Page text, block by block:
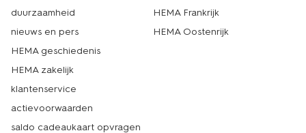
duurzaamheid
nieuws en pers
HEMA geschiedenis
HEMA zakelijk
klantenservice
actievoorwaarden
saldo cadeaukaart opvragen
HEMA Frankrijk
HEMA Oostenrijk